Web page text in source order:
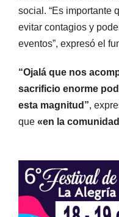
social. “Es importante
evitar contagios y
eventos”, expresó el
“Ojalá que nos
sacrificio enorme
esta magnitud”,
que «en la